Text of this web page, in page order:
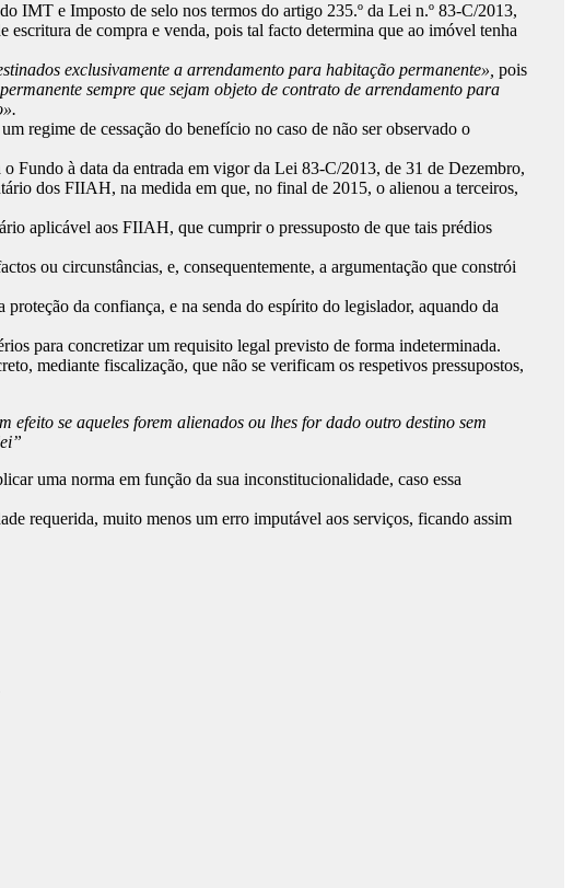
IMT e Imposto de selo nos termos do artigo 235.º da Lei n.º 83-C/2013,
de compra e venda, pois tal facto determina que ao imóvel tenha
exclusivamente a arrendamento para habitação permanente», pois
sempre que sejam objeto de contrato de arrendamento para
regime de cessação do benefício no caso de não ser observado o
Fundo à data da entrada em vigor da Lei 83-C/2013, de 31 de Dezembro,
dos FIIAH, na medida em que, no final de 2015, o alienou a terceiros,
aplicável aos FIIAH, que cumprir o pressuposto de que tais prédios
ou circunstâncias, e, consequentemente, a argumentação que constrói
da confiança, e na senda do espírito do legislador, aquando da
para concretizar um requisito legal previsto de forma indeterminada.
mediante fiscalização, que não se verificam os respetivos pressupostos,
efeito se aqueles forem alienados ou lhes for dado outro destino sem
uma norma em função da sua inconstitucionalidade, caso essa
requerida, muito menos um erro imputável aos serviços, ficando assim